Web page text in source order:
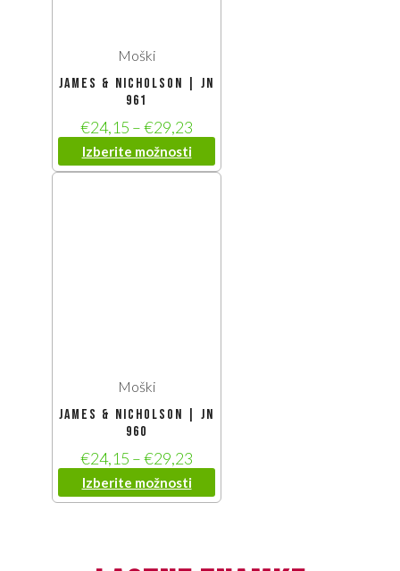
Moški
James & Nicholson | JN
961
€24,15 –€29,23
Izberite možnosti
Moški
James & Nicholson | JN
960
€24,15 –€29,23
Izberite možnosti